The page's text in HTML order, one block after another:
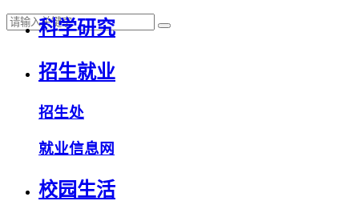
科学研究
招生就业
招生处
就业信息网
校园生活